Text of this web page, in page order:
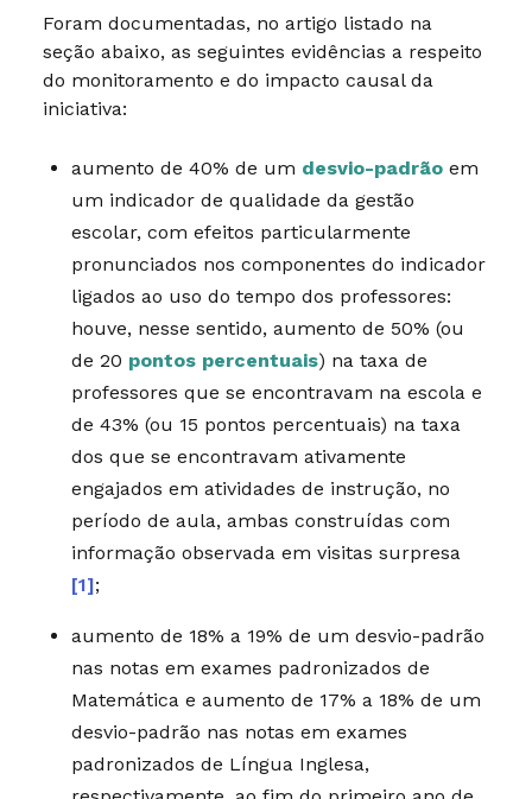
Foram documentadas, no artigo listado na
seção abaixo, as seguintes evidências a respeito
do monitoramento e do impacto causal da
iniciativa:
aumento de 40% de um desvio-padrãoem
um indicador de qualidade da gestão
escolar, com efeitos particularmente
pronunciados nos componentes do indicador
ligados ao uso do tempo dos professores:
houve, nesse sentido, aumento de 50% (ou
de 20 pontos percentuais) na taxa de
professores que se encontravam na escola e
de 43% (ou 15 pontos percentuais) na taxa
dos que se encontravam ativamente
engajados em atividades de instrução, no
período de aula, ambas construídas com
informação observada em visitas surpresa
[1];
aumento de 18% a 19% de um desvio-padrão
nas notas em exames padronizados de
Matemática e aumento de 17% a 18% de um
desvio-padrão nas notas em exames
padronizados de Língua Inglesa,